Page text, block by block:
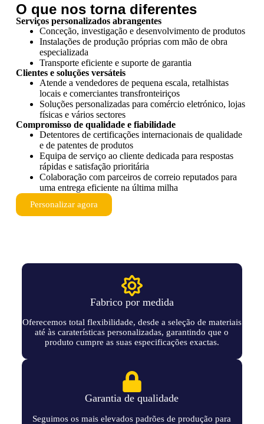
O que nos torna diferentes
Serviços personalizados abrangentes
Conceção, investigação e desenvolvimento de produtos
Instalações de produção próprias com mão de obra
especializada
Transporte eficiente e suporte de garantia
Clientes e soluções versáteis
Atende a vendedores de pequena escala, retalhistas
locais e comerciantes transfronteiriços
Soluções personalizadas para comércio eletrónico, lojas
físicas e vários sectores
Compromisso de qualidade e fiabilidade
Detentores de certificações internacionais de qualidade
e de patentes de produtos
Equipa de serviço ao cliente dedicada para respostas
rápidas e satisfação prioritária
Colaboração com parceiros de correio reputados para
uma entrega eficiente na última milha
Personalizar agora
Fabrico por medida
Oferecemos total flexibilidade, desde a seleção de materiais
até às caraterísticas personalizadas, garantindo que o
produto cumpre as suas especificações exactas.
Garantia de qualidade
Seguimos os mais elevados padrões de produção para